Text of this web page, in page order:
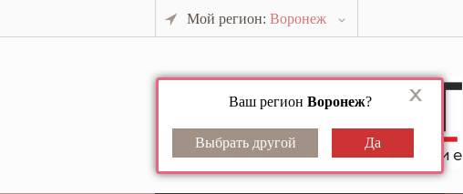
Мой регион: Воронеж
Ваш регион Воронеж?